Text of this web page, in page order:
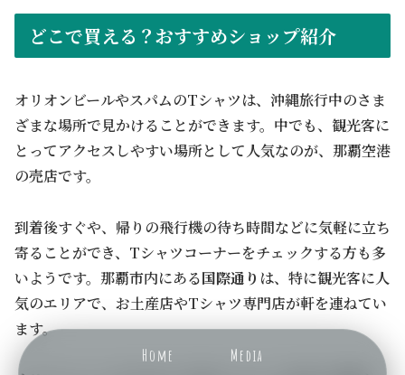
Home Media
どこで買える？おすすめショップ紹介
オリオンビールやスパムのTシャツは、沖縄旅行中のさま
ざまな場所で見かけることができます。中でも、観光客に
とってアクセスしやすい場所として人気なのが、那覇空港
の売店です。
到着後すぐや、帰りの飛行機の待ち時間などに気軽に立ち
寄ることができ、Tシャツコーナーをチェックする方も多
いようです。那覇市内にある国際通り は、特に観光客に人
気のエリアで、お土産店やTシャツ専門店が軒を連ねてい
ます。